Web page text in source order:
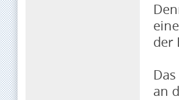
der
an